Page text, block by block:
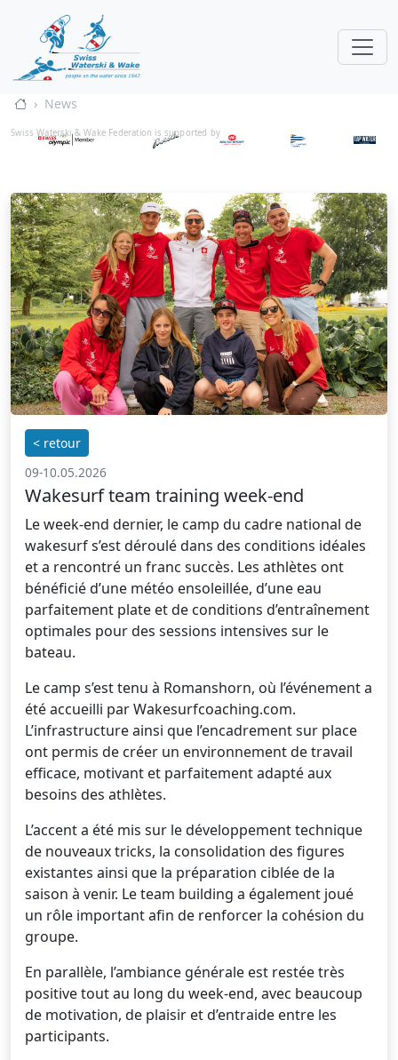
News
Swiss Waterski & Wake Federation is supported by
< retour
09-10.05.2026
Wakesurf team training week-end
Le week-end dernier, le camp du cadre national de
wakesurf s’est déroulé dans des conditions idéales
et a rencontré un franc succès. Les athlètes ont
bénéficié d’une météo ensoleillée, d’une eau
parfaitement plate et de conditions d’entraînement
optimales pour des sessions intensives sur le
bateau.
Le camp s’est tenu à Romanshorn, où l’événement a
été accueilli par Wakesurfcoaching.com.
L’infrastructure ainsi que l’encadrement sur place
ont permis de créer un environnement de travail
efficace, motivant et parfaitement adapté aux
besoins des athlètes.
L’accent a été mis sur le développement technique
de nouveaux tricks, la consolidation des figures
existantes ainsi que la préparation ciblée de la
saison à venir. Le team building a également joué
un rôle important afin de renforcer la cohésion du
groupe.
En parallèle, l’ambiance générale est restée très
positive tout au long du week-end, avec beaucoup
de motivation, de plaisir et d’entraide entre les
participants.